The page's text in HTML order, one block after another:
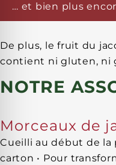
… et bien plus
De plus, le fruit du
contient ni gluten, ni
NOTRE
Morceaux de
Cueilli au début de la
carton • Pour